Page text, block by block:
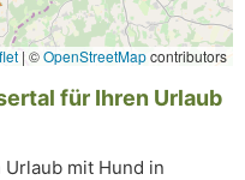
| ©OpenStreetMapcontributors
für Ihren Urlaub
mit Hund in